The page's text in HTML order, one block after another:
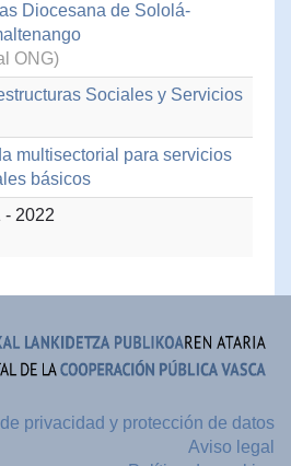
Diocesana de Sololá-
ONG)
Sociales y Servicios
multisectorial para servicios
básicos
- 2022
privacidad y protección de datos
Aviso legal